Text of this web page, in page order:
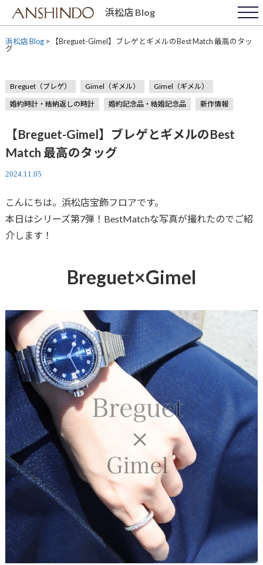
content
浜松店 Blog
浜松店 Blog> 【Breguet-Gimel】ブレゲとギメルのBest Match 最高のタッ
グ
Breguet（ブレゲ） Gimel（ギメル）
Gimel（ギメル）
婚約時計・結納返しの時計
婚約記念品・結婚記念品 新作情報
【Breguet-Gimel】ブレゲとギメルのBest
Match 最高のタッグ
2024.11.05
こんにちは。浜松店宝飾フロアです。
本日はシリーズ第7弾！BestMatchな写真が撮れたのでご紹
介します！
Breguet×Gimel